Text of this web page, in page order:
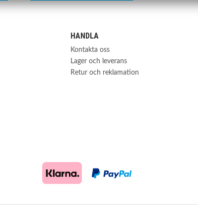
HANDLA
Kontakta oss
Lager och leverans
Retur och reklamation